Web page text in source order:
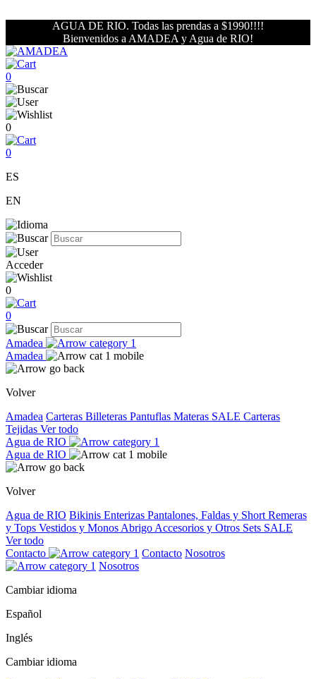
AGUA DE RIO. Todas las prendas a $1990!!!!
Bienvenidos a AMADEA y Agua de RIO!
0
0
0
ES
EN
Acceder
0
0
Amadea
Amadea
Volver
Amadea Carteras Billeteras Pantuflas Materas SALE Carteras
Tejidas Ver todo
Agua de RIO
Agua de RIO
Volver
Agua de RIO Bikinis Enterizas Pantalones, Faldas y Short Remeras
y Tops Vestidos y Monos Abrigo Accesorios y Otros Sets SALE
Ver todo
Contacto
Contacto Nosotros
Nosotros
Cambiar idioma
Español
Inglés
Cambiar idioma